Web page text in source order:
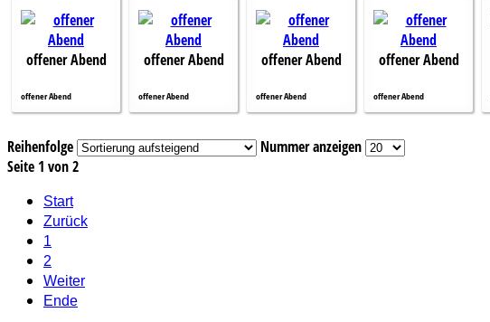
offener Abend
offener Abend
offener Abend
offener Abend
offener Abend
offener Abend
offener Abend
offener Abend
Reihenfolge
Nummer anzeigen
Seite 1 von 2
Start
Zurück
1
2
Weiter
Ende